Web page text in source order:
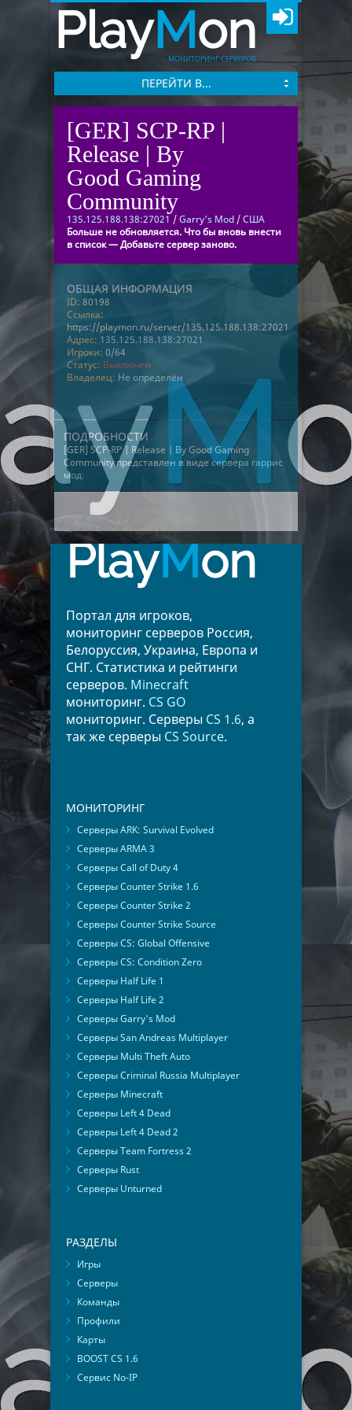
PlayMon
МОНИТОРИНГ СЕРВЕРОВ
ПЕРЕЙТИ В...
[GER] SCP-RP |
Release | By
Good Gaming
Community
135.125.188.138:27021 /Garry's Mod /США
Больше не обновляется. Что бы вновь внести
в список — Добавьте сервер заново.
ОБЩАЯ ИНФОРМАЦИЯ
ID: 80198
Ссылка:
https://playmon.ru/server/135.125.188.138:27021
Адрес: 135.125.188.138:27021
Игроки: 0/64
Статус: Выключен
Владелец: Не определён
ПОДРОБНОСТИ
[GER] SCP-RP | Release | By Good Gaming
Community представлен в виде сервера гаррис
мод.
PlayMon
Портал для игроков,
мониторинг серверов Россия,
Белоруссия, Украина, Европа и
СНГ. Статистика и рейтинги
серверов. Minecraft
мониторинг. CS GO
мониторинг. Серверы CS 1.6, а
так же серверы CS Source.
МОНИТОРИНГ
Серверы ARK: Survival Evolved
Серверы ARMA 3
Серверы Call of Duty 4
Серверы Counter Strike 1.6
Серверы Counter Strike 2
Серверы Counter Strike Source
Серверы CS: Global Offensive
Серверы CS: Condition Zero
Серверы Half Life 1
Серверы Half Life 2
Серверы Garry's Mod
Серверы San Andreas Multiplayer
Серверы Multi Theft Auto
Серверы Criminal Russia Multiplayer
Серверы Minecraft
Серверы Left 4 Dead
Серверы Left 4 Dead 2
Серверы Team Fortress 2
Серверы Rust
Серверы Unturned
РАЗДЕЛЫ
Игры
Серверы
Команды
Профили
Карты
BOOST CS 1.6
Сервис No-IP